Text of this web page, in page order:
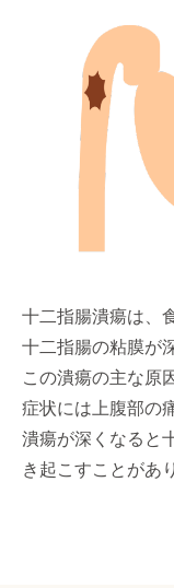
十二指腸潰瘍は、
十二指腸の粘膜が
この潰瘍の主な原
症状には上腹部の
潰瘍が深くなると
き起こすことがあ